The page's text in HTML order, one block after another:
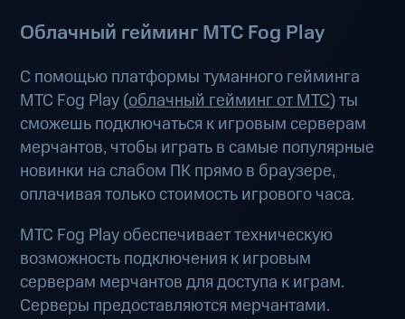
Облачный гейминг МТС Fog Play
С помощью платформы туманного гейминга
МТС Fog Play (облачный гейминг от МТС) ты
сможешь подключаться к игровым серверам
мерчантов, чтобы играть в самые популярные
новинки на слабом ПК прямо в браузере,
оплачивая только стоимость игрового часа.
МТС Fog Play обеспечивает техническую
возможность подключения к игровым
серверам мерчантов для доступа к играм.
Серверы предоставляются мерчантами.